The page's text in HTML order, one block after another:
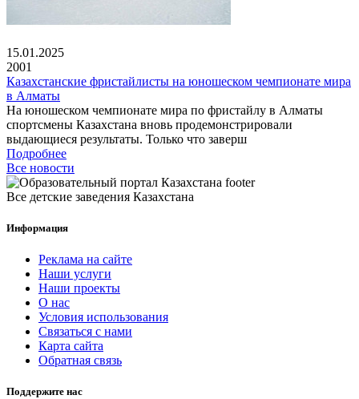
15.01.2025
2001
Казахстанские фристайлисты на юношеском чемпионате мира
в Алматы
На юношеском чемпионате мира по фристайлу в Алматы
спортсмены Казахстана вновь продемонстрировали
выдающиеся результаты. Только что заверш
Подробнее
Все новости
Все детские заведения Казахстана
Информация
Реклама на сайте
Наши услуги
Наши проекты
О нас
Условия использования
Связаться с нами
Карта сайта
Обратная связь
Поддержите нас